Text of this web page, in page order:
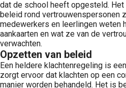
dat de school heeft opgesteld.
beleid rond vertrouwenspersonen
medewerkers en leerlingen weten
aankaarten en wat ze van de
verwachten.
Opzetten van beleid
Een heldere klachtenregeling is
zorgt ervoor dat klachten op een
manier worden behandeld. Het is